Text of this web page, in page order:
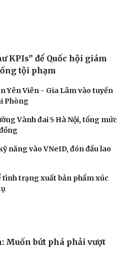
KPIs” để Quốc hội giám
tội phạm
Yên Viên - Gia Lâm vào tuyến
Phòng
Vành đai 5 Hà Nội, tổng mức
năng vào VNeID, đón đầu lao
tình trạng xuất bản phẩm xúc
Muốn bứt phá phải vượt